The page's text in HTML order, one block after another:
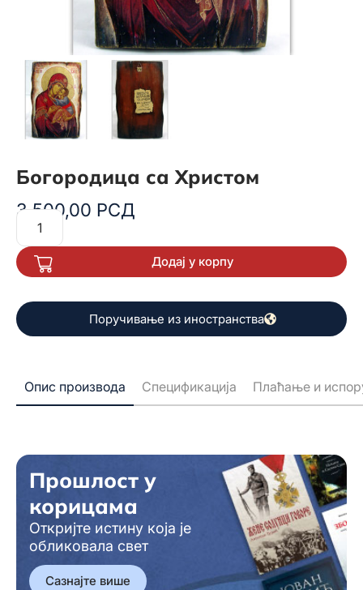
Богородица са Христом
3.500,00 РСД
Додај у корпу
Поручивање из иностранства
Опис производа Спецификација Плаћање и
Прошлост у
корицама
Откријте истину која је
обликовала свет
Сазнајте више